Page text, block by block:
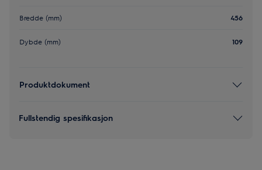
Bredde (mm) 456
Dybde (mm) 109
Produktdokument
Fullstendig spesifikasjon